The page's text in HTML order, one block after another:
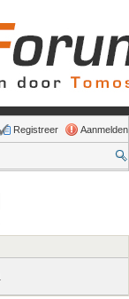
Aanmelden
Registreer